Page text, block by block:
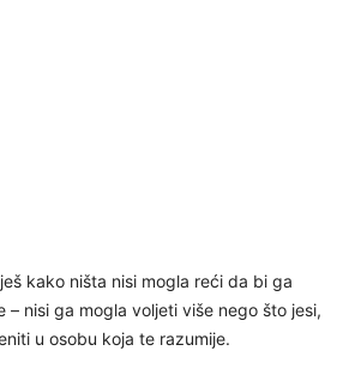
kako ništa nisi mogla reći da bi ga
– nisi ga mogla voljeti više nego što jesi,
u osobu koja te razumije.